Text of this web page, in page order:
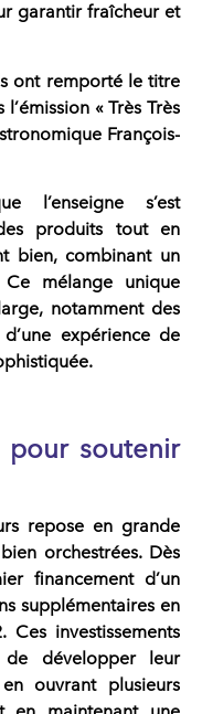
garantir fraîcheur et
ont remporté le titre
« Très Très
François-
l’enseigne s’est
produits tout en
bien, combinant un
mélange unique
notamment des
expérience de
pour soutenir
repose en grande
orchestrées. Dès
financement d’un
supplémentaires en
Ces investissements
développer leur
ouvrant plusieurs